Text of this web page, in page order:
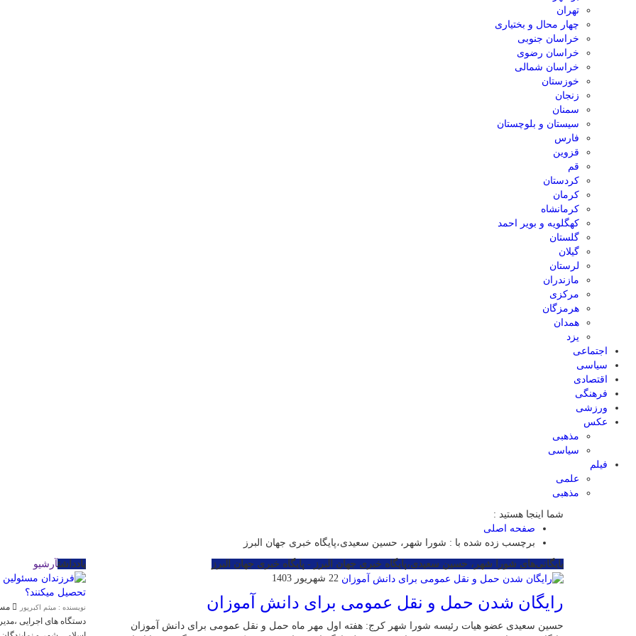
تهران
چهار محال و بختیاری
خراسان جنوبی
خراسان رضوی
خراسان شمالی
خوزستان
زنجان
سمنان
سیستان و بلوچستان
فارس
قزوین
قم
کردستان
کرمان
کرمانشاه
کهگلویه و بویر احمد
گلستان
گیلان
لرستان
مازندران
مرکزی
هرمزگان
همدان
یزد
اجتماعی
سیاسی
اقتصادی
فرهنگی
ورزشی
عکس
مذهبی
سیاسی
فیلم
علمی
مذهبی
شما اینجا هستید :
صفحه اصلی
برچسب زده شده با : شورا شهر، حسین سعیدی،پایگاه خبری جهان البرز
بایگانی‌های شورا شهر، حسین سعیدی،پایگاه خبری جهان البرز - پایگاه خبری جهان البرز
22 شهریور 1403
رایگان شدن حمل و نقل عمومی برای دانش آموزان
حسین سعیدی عضو هیات رئیسه شورا شهر کرج: هفته اول مهر ماه حمل و نقل عمومی برای دانش آموزان
یادداشتآرشیو
نویسنده : میثم اکبرپور
دستگاه های اجرایی